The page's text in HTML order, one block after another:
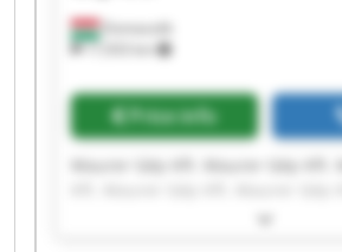
Domaszék
17,933 km
Price info
Gép Kft. Maurer Gép Kft. Maurer